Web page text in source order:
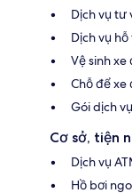
Dịch vụ tư
Dịch vụ
Vệ sinh xe
Chỗ để xe
Gói dịch
Cơ sở, tiện
Dịch vụ
Hồ bơi